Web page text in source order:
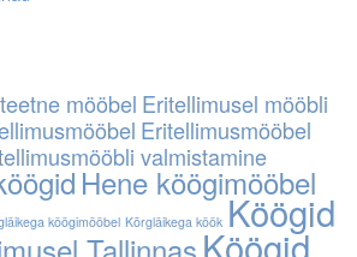
mööbel Eritellimusel mööbli
Eritellimusmööbel
valmistamine
Hene köögimööbel
köögimööbel Kõrgläikega köök Köögid
Köögid